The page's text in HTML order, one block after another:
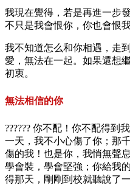
我現在覺得，若是再進一步
不只是我會恨你，你也會恨我
我不知道怎么和你相遇，走
愛，無法在一起。如果還想
初衷。
無法相信的你
?????? 你不配！你不配得到
一天，我不小心傷了你；那
傷的我！也是你，我悄無聲
學會裝，學會堅強；你給我
得那天，剛剛到校就聽說了